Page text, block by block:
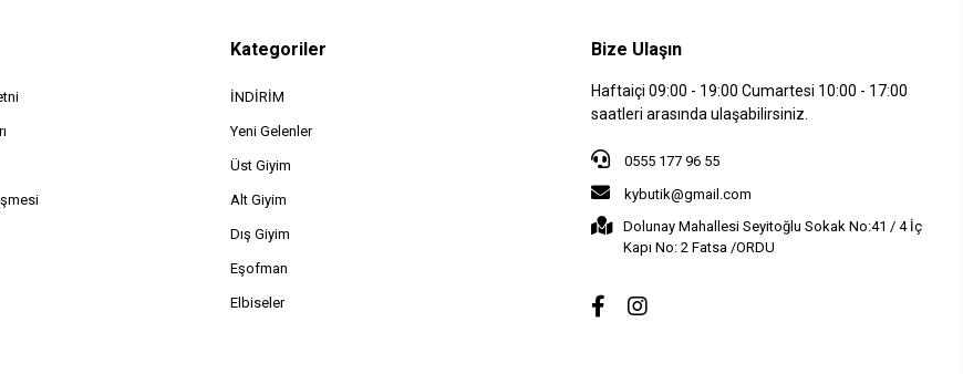
Kategoriler
İNDİRİM
Yeni Gelenler
Üst Giyim
Alt Giyim
Dış Giyim
Eşofman
Elbiseler
Bize Ulaşın
Haftaiçi 09:00 - 19:00 Cumartesi 10:00 - 17:00
saatleri arasında ulaşabilirsiniz.
0555 177 96 55
kybutik@gmail.com
Dolunay Mahallesi Seyitoğlu Sokak No:41 / 4 İç
Kapı No: 2 Fatsa /ORDU